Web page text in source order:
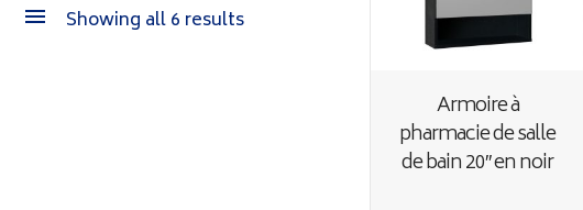
Showing all 6 results
Armoire à
pharmacie de salle
de bain 20″ en noir